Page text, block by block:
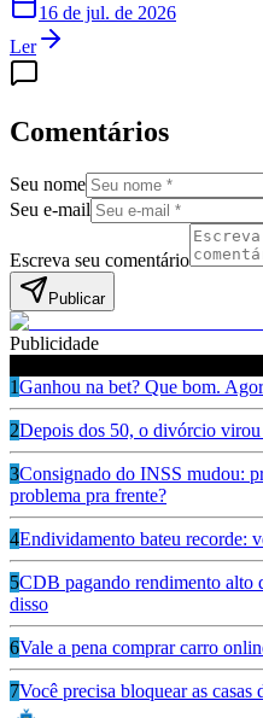
16 de jul. de 2026
Ler
Comentários
Seu nome
Seu e-mail
Escreva seu comentário
Publicar
Publicidade
1Ganhou na bet? Que bom.
2Depois dos 50, o divórcio
3Consignado do INSS mudou:
problema pra frente?
4Endividamento bateu recorde:
5CDB pagando rendimento alto
disso
6Vale a pena comprar carro
7Você precisa bloquear as casas